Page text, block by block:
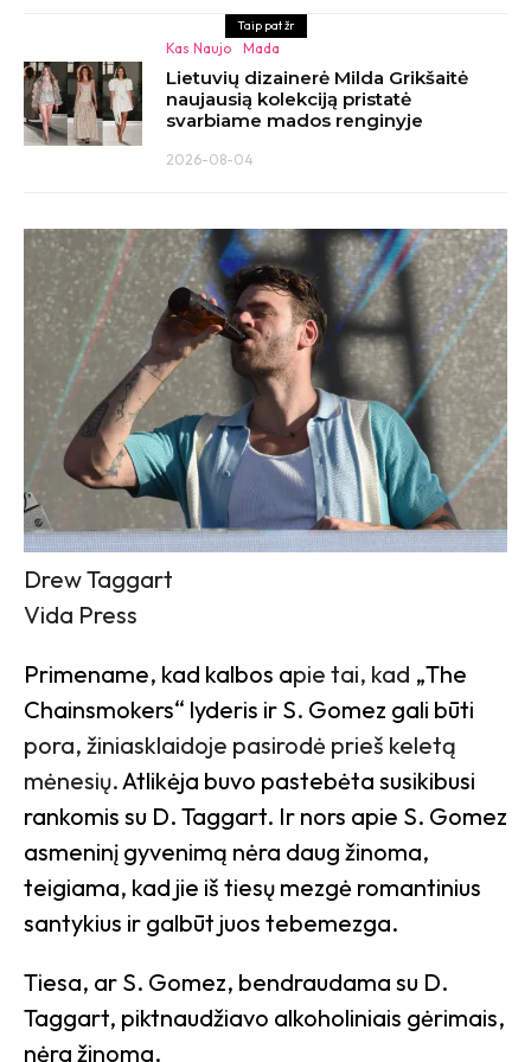
Taip pat žr
Kas Naujo Mada
Lietuvių dizainerė Milda Grikšaitė
naujausią kolekciją pristatė
svarbiame mados renginyje
2026-08-04
Drew Taggart
Vida Press
Primename, kad kalbos apie tai, kad „The
Chainsmokers“ lyderis ir S. Gomez gali būti
pora, žiniasklaidoje pasirodė prieš keletą
mėnesių.Atlikėja buvo pastebėta susikibusi
rankomis su D. Taggart. Ir nors apie S. Gomez
asmeninį gyvenimą nėra daug žinoma,
teigiama, kad jie iš tiesų mezgė romantinius
santykius ir galbūt juos tebemezga.
Tiesa, ar S. Gomez, bendraudama su D.
Taggart, piktnaudžiavo alkoholiniais gėrimais,
nėra žinoma.